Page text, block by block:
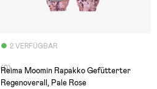
2 VERFÜGBAR
(0)
Reima Moomin Rapakko Gefütterter
Regenoverall, Pale Rose